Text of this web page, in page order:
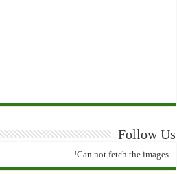
Follow Us
Can not fetch the images!